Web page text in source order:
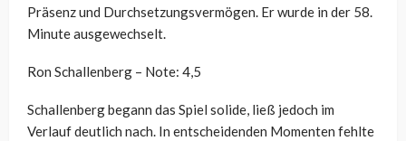
Präsenz und Durchsetzungsvermögen. Er wurde in der 58.
Minute ausgewechselt.
Ron Schallenberg – Note: 4,5
Schallenberg begann das Spiel solide, ließ jedoch im
Verlauf deutlich nach. In entscheidenden Momenten fehlte